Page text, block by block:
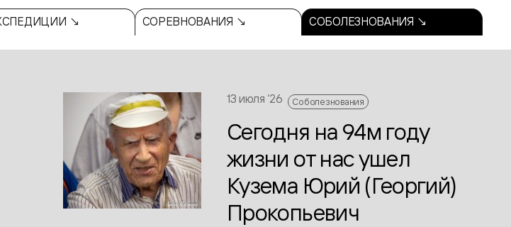
↘ СОРЕВНОВАНИЯ ↘ СОБОЛЕЗНОВАНИЯ ↘
13 июля ‘26 Соболезнования
Сегодня на 94м году
жизни от нас ушел
Кузема Юрий (Георгий)
Прокопьевич